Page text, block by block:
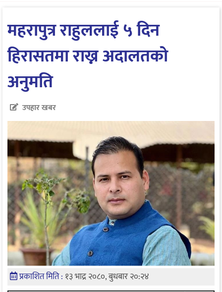
महरापुत्र राहुललाई ५ दिन
हिरासतमा राख्न अदालतको
अनुमति
उपहार खबर
प्रकाशित मिति : १३ भाद्र २०८०, बुधबार २०:२४